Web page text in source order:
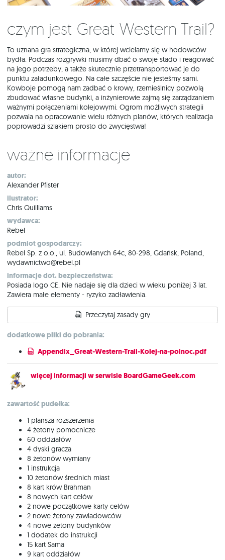
Czym jest Great Western Trail?
To uznana gra strategiczna, w której wcielamy się w hodowców
bydła. Podczas rozgrywki musimy dbać o swoje stado i reagować
na jego potrzeby, a także skutecznie przetransportować je do
punktu załadunkowego. Na całe szczęście nie jesteśmy sami.
Kowboje pomogą nam zadbać o krowy, rzemieślnicy pozwolą
zbudować własne budynki, a inżynierowie zajmą się zarządzaniem
ważnymi połączeniami kolejowymi. Ogrom możliwych strategii
pozwala na opracowanie wielu różnych planów, których realizacja
poprowadzi szlakiem prosto do zwycięstwa!
Ważne informacje
autor:
Alexander Pfister
ilustrator:
Chris Quilliams
wydawca:
Rebel
podmiot gospodarczy:
Rebel Sp. z o.o., ul. Budowlanych 64c, 80-298, Gdańsk, Poland,
wydawnictwo@rebel.pl
informacje dot. bezpieczeństwa:
Posiada logo CE. Nie nadaje się dla dzieci w wieku poniżej 3 lat.
Zawiera małe elementy - ryzyko zadławienia.
Przeczytaj zasady gry
dodatkowe pliki do pobrania:
Appendix_Great-Western-Trail-Kolej-na-polnoc.pdf
więcej informacji w serwisie BoardGameGeek.com
zawartość pudełka:
1 plansza rozszerzenia
4 żetony pomocnicze
60 oddziałów
4 dyski gracza
8 żetonów wymiany
1 instrukcja
10 żetonów średnich miast
8 kart krów Brahman
8 nowych kart celów
2 nowe początkowe karty celów
2 nowe żetony zawiadowców
4 nowe żetony budynków
1 dodatek do instrukcji
15 kart Sama
9 kart oddziałów